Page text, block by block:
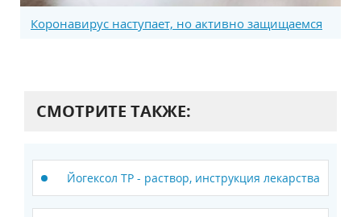
Коронавирус наступает, но активно защищаемся
СМОТРИТЕ ТАКЖЕ:
Йогексол ТР - раствор, инструкция лекарства